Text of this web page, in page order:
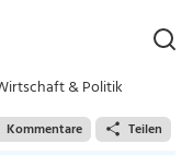
& Politik
Kommentare Teilen